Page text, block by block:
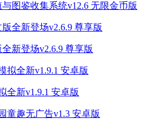
图鉴收集系统v12.6 无限金币版
新登场v2.6.9 尊享版
全新v1.9.1 安卓版